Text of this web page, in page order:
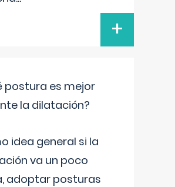
+
postura es mejor
la dilatación?
idea general si la
va un poco
adoptar posturas